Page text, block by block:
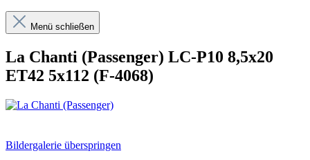
Menü schließen
La Chanti (Passenger) LC-P10 8,5x20
ET42 5x112 (F-4068)
Bildergalerie überspringen